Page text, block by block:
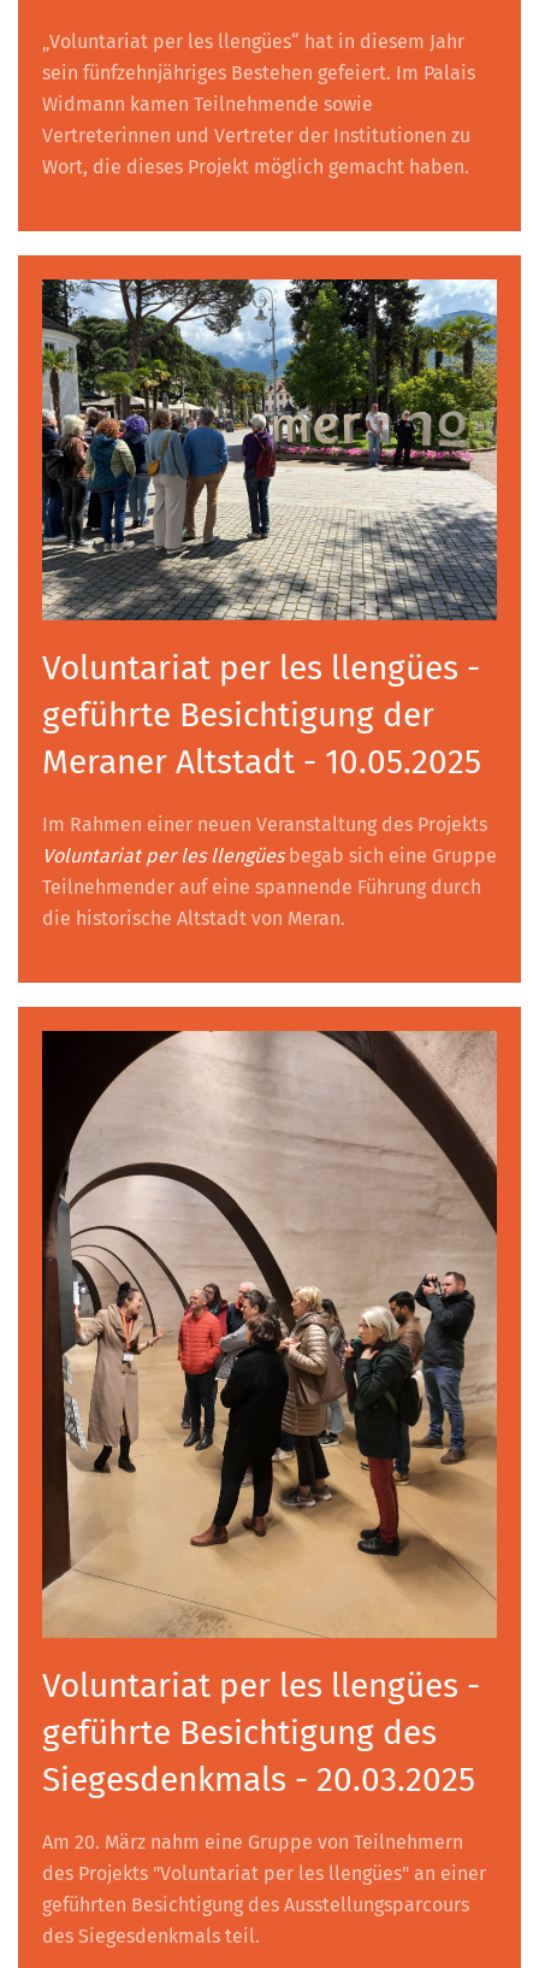
„Voluntariat per les llengües“ hat in diesem Jahr
sein fünfzehnjähriges Bestehen gefeiert. Im Palais
Widmann kamen Teilnehmende sowie
Vertreterinnen und Vertreter der Institutionen zu
Wort, die dieses Projekt möglich gemacht haben.
Voluntariat per les llengües -
geführte Besichtigung der
Meraner Altstadt - 10.05.2025
Im Rahmen einer neuen Veranstaltung des Projekts
Voluntariat per les llengüesbegab sich eine Gruppe
Teilnehmender auf eine spannende Führung durch
die historische Altstadt von Meran.
Voluntariat per les llengües -
geführte Besichtigung des
Siegesdenkmals - 20.03.2025
Am 20. März nahm eine Gruppe von Teilnehmern
des Projekts "Voluntariat per les llengües" an einer
geführten Besichtigung des Ausstellungsparcours
des Siegesdenkmals teil.